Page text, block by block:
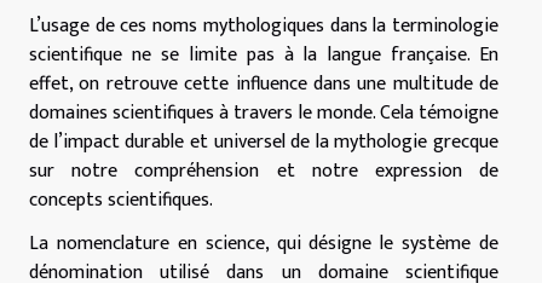
L’usage de ces noms mythologiques dans la terminologie
scientifique ne se limite pas à la langue française. En
effet, on retrouve cette influence dans une multitude de
domaines scientifiques à travers le monde. Cela témoigne
de l’impact durable et universel de la mythologie grecque
sur notre compréhension et notre expression de
concepts scientifiques.
La nomenclature en science, qui désigne le système de
dénomination utilisé dans un domaine scientifique